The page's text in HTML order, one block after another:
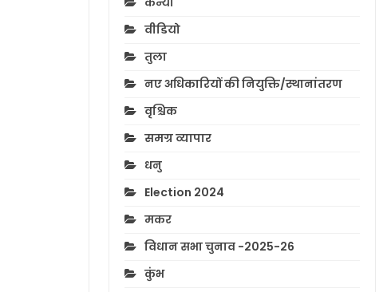
वीडियो
तुला
नए अधिकारियों की नियुक्ति/स्थानांतरण
वृश्चिक
समग्र व्यापार
धनु
Election 2024
मकर
विधान सभा चुनाव -2025-26
कुंभ